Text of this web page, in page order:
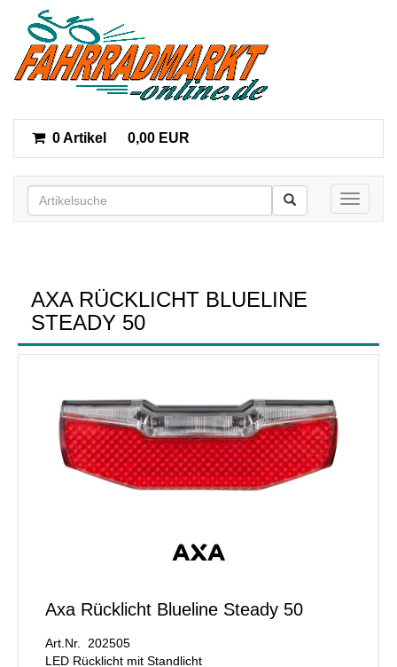
0 Artikel 0,00 EUR
Toggle
AXA RÜCKLICHT BLUELINE
STEADY 50
Axa Rücklicht Blueline Steady 50
Art.Nr. 202505
LED Rücklicht mit Standlicht